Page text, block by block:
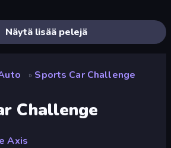
Näytä lisää pelejä
» Sports Car Challenge
Challenge
Axis